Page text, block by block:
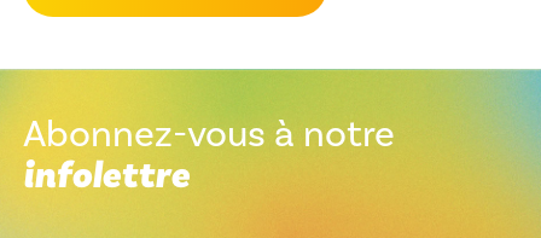
Abonnez-vous à notre
infolettre